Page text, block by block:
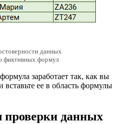
данных
фиктивных формул
заработает так, как вы
вставьте ее в область формулы
данных